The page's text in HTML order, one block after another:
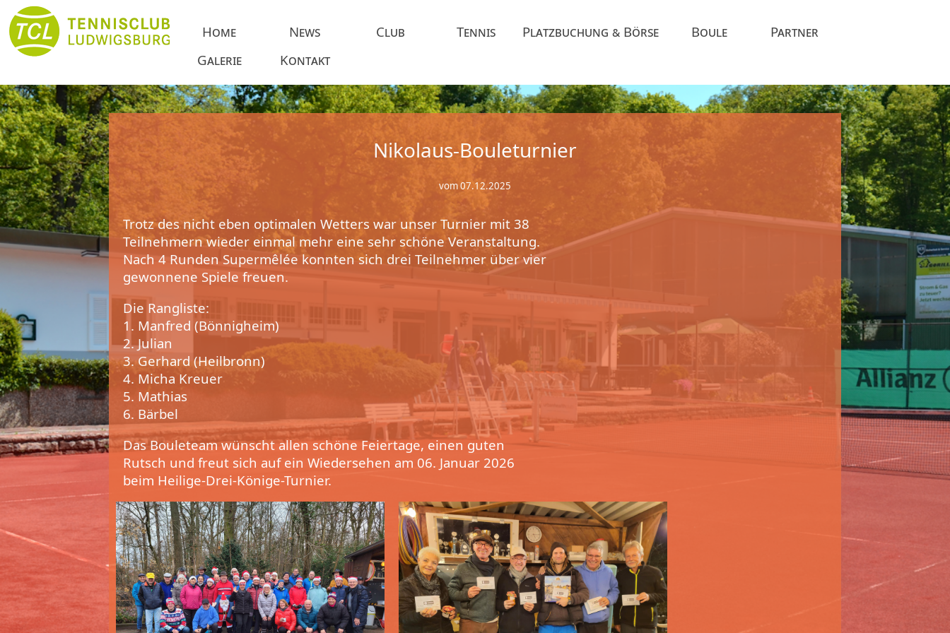
Home News Club Tennis Platzbuchung & Börse Boule
Partner
Galerie
Kontakt
Nikolaus-Bouleturnier
vom 07.12.2025
Trotz des nicht eben optimalen Wetters war unser Turnier mit 38
Teilnehmern wieder einmal mehr eine sehr schöne Veranstaltung.
Nach 4 Runden Supermêlée konnten sich drei Teilnehmer über vier
gewonnene Spiele freuen.
Die Rangliste:
1. Manfred (Bönnigheim)
2. Julian
3. Gerhard (Heilbronn)
4. Micha Kreuer
5. Mathias
6. Bärbel
Das Bouleteam wünscht allen schöne Feiertage, einen guten
Rutsch und freut sich auf ein Wiedersehen am 06. Januar 2026
beim Heilige-Drei-Könige-Turnier.